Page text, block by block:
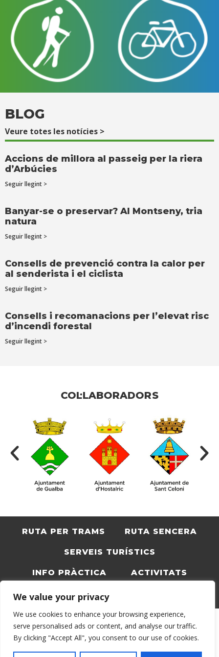
We value your privacy
We use cookies to enhance your browsing experience,
serve personalised ads or content, and analyse our traffic.
By clicking "Accept All", you consent to our use of cookies.
BLOG
Veure totes les notícies >
Accions de millora al passeig per la riera
d’Arbúcies
Seguir llegint >
Banyar-se o preservar? Al Montseny, tria
natura
Seguir llegint >
Consells de prevenció contra la calor per
al senderista i el ciclista
Seguir llegint >
Consells i recomanacions per l’elevat risc
d’incendi forestal
Seguir llegint >
COL·LABORADORS
RUTA PER TRAMS RUTA SENCERA
SERVEIS TURÍSTICS
INFO PRÀCTICA ACTIVITATS
BLOC